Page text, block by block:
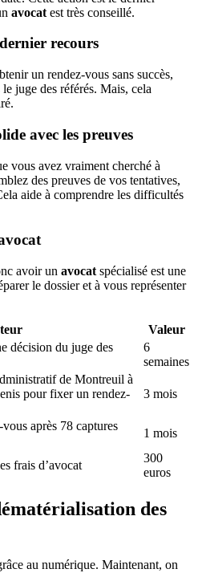
avocat est très conseillé.
recours
un rendez-vous sans succès,
juge des référés. Mais, cela
avec les preuves
vous avez vraiment cherché à
des preuves de vos tentatives,
aide à comprendre les difficultés
avoir un avocat spécialisé est une
le dossier et à vous représenter
Valeur
décision du juge des
6
semaines
de Montreuil à
pour fixer un rendez-
3 mois
après 78 captures
1 mois
frais d’avocat
300
euros
des
au numérique. Maintenant, on